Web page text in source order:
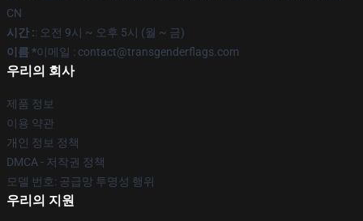
CN
시간 :: 오전 9시 ~ 오후 5시 (월 ~ 금)
이름 *이메일 : contact@transgenderflags.com
우리의 회사
제품 정보
이용 약관
개인 정보 정책
DMCA - 저작권 정책
모델 번호: 공급망 투명성 행위
우리의 지원